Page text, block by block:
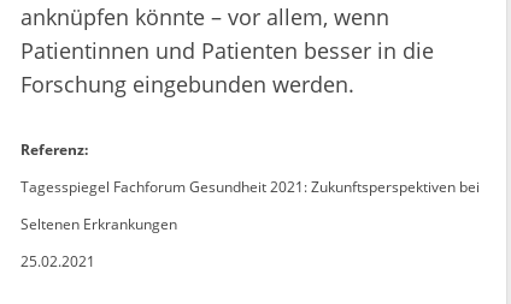
anknüpfen könnte – vor allem, wenn
Patientinnen und Patienten besser in die
Forschung eingebunden werden.
Referenz:
Tagesspiegel Fachforum Gesundheit 2021: Zukunftsperspektiven bei
Seltenen Erkrankungen
25.02.2021